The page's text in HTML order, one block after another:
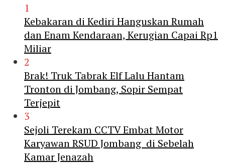
1
Kebakaran di Kediri Hanguskan Rumah
dan Enam Kendaraan, Kerugian Capai Rp1
Miliar
2
Brak! Truk Tabrak Elf Lalu Hantam
Tronton di Jombang, Sopir Sempat
Terjepit
3
Sejoli Terekam CCTV Embat Motor
Karyawan RSUD Jombang di Sebelah
Kamar Jenazah